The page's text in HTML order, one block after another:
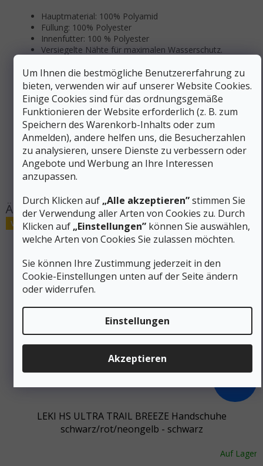
Um Ihnen die bestmögliche Benutzererfahrung zu
bieten, verwenden wir auf unserer Website Cookies.
Einige Cookies sind für das ordnungsgemäße
Funktionieren der Website erforderlich (z. B. zum
Speichern des Warenkorb-Inhalts oder zum
Anmelden), andere helfen uns, die Besucherzahlen
zu analysieren, unsere Dienste zu verbessern oder
Angebote und Werbung an Ihre Interessen
anzupassen.
Durch Klicken auf „Alle akzeptieren”stimmen Sie
der Verwendung aller Arten von Cookies zu. Durch
Klicken auf „Einstellungen” können Sie auswählen,
welche Arten von Cookies Sie zulassen möchten.
Sie können Ihre Zustimmung jederzeit in den
Cookie-Einstellungen unten auf der Seite ändern
oder widerrufen.
Einstellungen
Akzeptieren
Hauptmaterial: 100% Polyamid
Füllung: 100% Polyester
Innenfutter: 100 % Polyester
Versiegelte Nähte für maximalen Wasserschutz.
Zusätzliche Parameter
Kategorie:
Handschuhe
EAN:
Variante wählen
Geschlecht:
Männer
Farbe: Schwarz,Grün
Größe:
S, M, L, XL, XXL
Produktart:
Hüte, Handschuhe, Schals
#sizes_table#:
Verkauf
43 €
LEKI HS ULTRA TRAIL BREEZE Handschuhe
schwarz/rot/neongelb - schwarz
Auf Lager